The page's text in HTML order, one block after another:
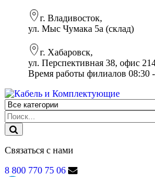
г. Владивосток,
ул. Мыс Чумака 5а (склад)
г. Хабаровск,
ул. Перспективная 38, офис
Время работы филиалов 08:30
Связаться с нами
8 800 770 75 06